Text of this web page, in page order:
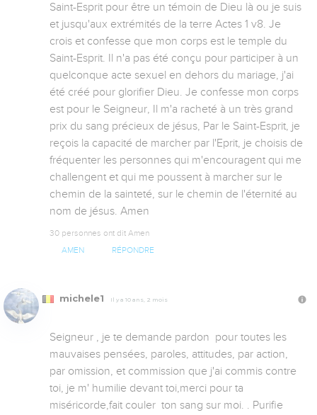
Saint-Esprit pour être un témoin de Dieu là ou je suis
et jusqu'aux extrémités de la terre Actes 1 v8. Je
crois et confesse que mon corps est le temple du
Saint-Esprit. Il n'a pas été conçu pour participer à un
quelconque acte sexuel en dehors du mariage, j'ai
été créé pour glorifier Dieu. Je confesse mon corps
est pour le Seigneur, Il m'a racheté à un très grand
prix du sang précieux de jésus, Par le Saint-Esprit, je
reçois la capacité de marcher par l'Eprit, je choisis de
fréquenter les personnes qui m'encouragent qui me
challengent et qui me poussent à marcher sur le
chemin de la sainteté, sur le chemin de l'éternité au
nom de jésus. Amen
30 personnes ont dit Amen
AMEN RÉPONDRE
michele1 Il y a 10 ans, 2 mois
Seigneur , je te demande pardon  pour toutes les
mauvaises pensées, paroles, attitudes, par action,
par omission, et commission que j'ai commis contre
toi, je m' humilie devant toi,merci pour ta
miséricorde,fait couler  ton sang sur moi. . Purifie